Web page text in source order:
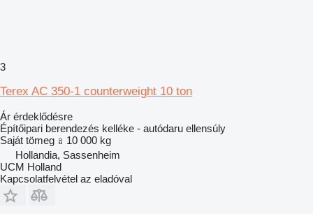
3
Terex AC 350-1 counterweight 10 ton
Ár érdeklődésre
Építőipari berendezés kelléke - autódaru ellensúly
Saját tömeg
10 000 kg
Hollandia, Sassenheim
UCM Holland
Kapcsolatfelvétel az eladóval